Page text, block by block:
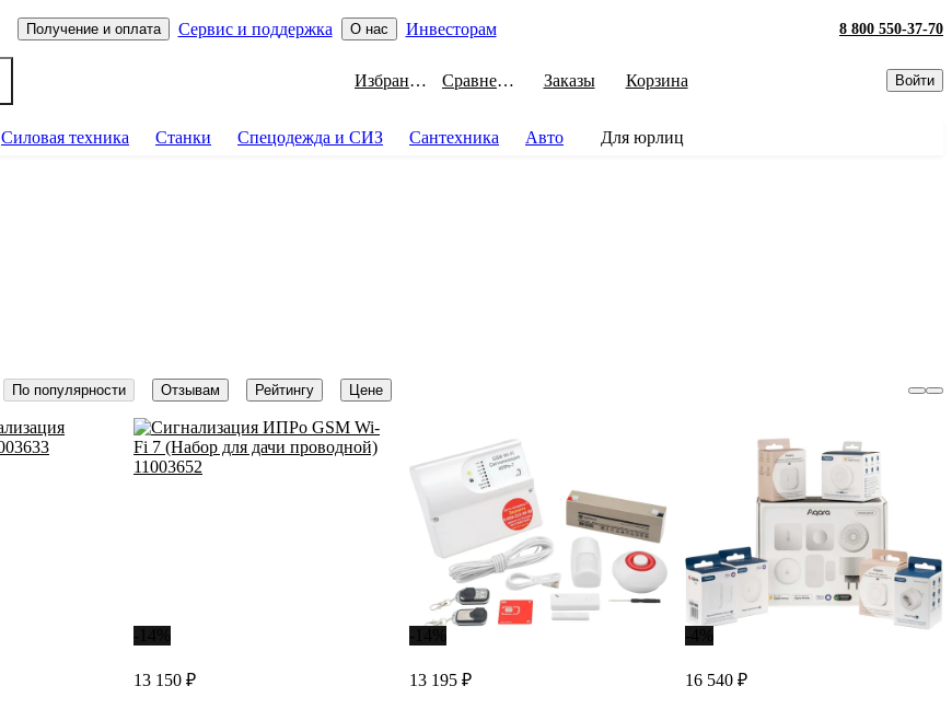
Получение и оплата Сервис и поддержка О нас Инвесторам 8 800 550-37-70
Избранное Сравнение Заказы Корзина Войти
Силовая техника Станки Спецодежда и СИЗ Сантехника Авто
Для юрлиц
По популярности Отзывам Рейтингу Цене
13 150 ₽ 13 195 ₽ 16 540 ₽